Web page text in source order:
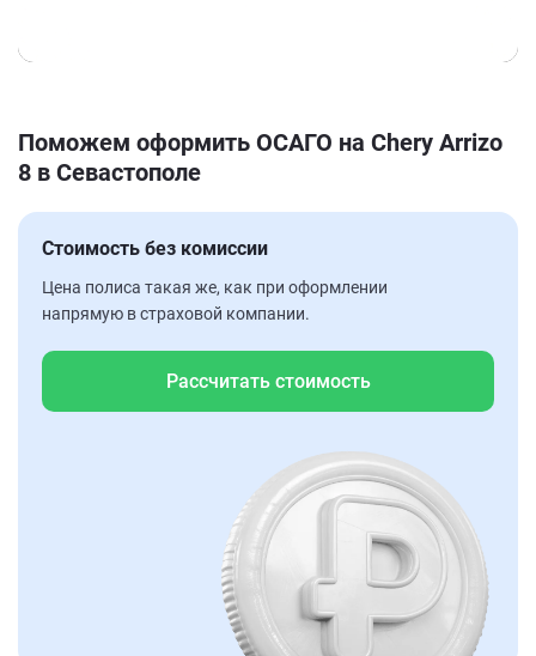
Поможем оформить ОСАГО на Chery Arrizo
8 в Севастополе
Стоимость без комиссии
Цена полиса такая же, как при оформлении
напрямую в страховой компании.
Рассчитать стоимость